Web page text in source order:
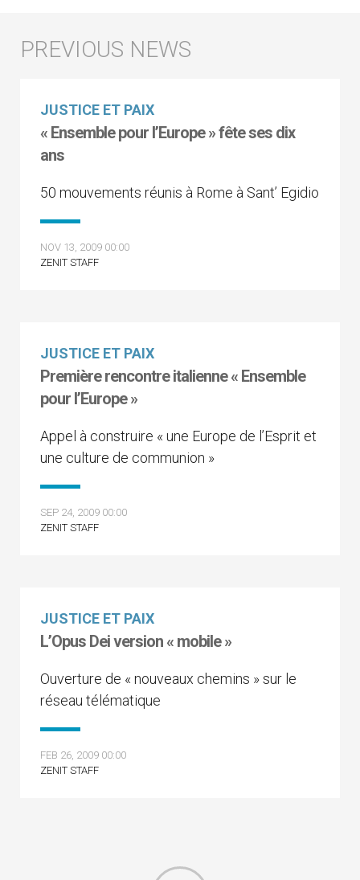
JUSTICE ET PAIX
« Ensemble pour l’Europe » fête ses dix
ans
50 mouvements réunis à Rome à Sant’ Egidio
NOV 13, 2009 00:00
ZENIT STAFF
JUSTICE ET PAIX
Première rencontre italienne « Ensemble
pour l’Europe »
Appel à construire « une Europe de l’Esprit et
une culture de communion »
SEP 24, 2009 00:00
ZENIT STAFF
JUSTICE ET PAIX
L’Opus Dei version « mobile »
Ouverture de « nouveaux chemins » sur le
réseau télématique
FEB 26, 2009 00:00
ZENIT STAFF